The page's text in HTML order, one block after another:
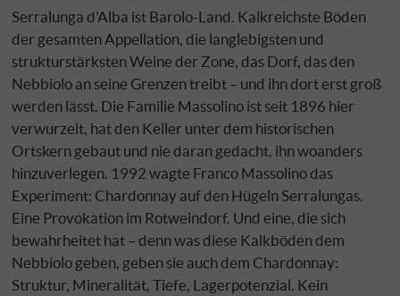
Serralunga d'Alba ist Barolo-Land. Kalkreichste Böden
der gesamten Appellation, die langlebigsten und
strukturstärksten Weine der Zone, das Dorf, das den
Nebbiolo an seine Grenzen treibt – und ihn dort erst groß
werden lässt. Die Familie Massolino ist seit 1896 hier
verwurzelt, hat den Keller unter dem historischen
Ortskern gebaut und nie daran gedacht, ihn woanders
hinzuverlegen. 1992 wagte Franco Massolino das
Experiment: Chardonnay auf den Hügeln Serralungas.
Eine Provokation im Rotweindorf. Und eine, die sich
bewahrheitet hat – denn was diese Kalkböden dem
Nebbiolo geben, geben sie auch dem Chardonnay:
Struktur, Mineralität, Tiefe, Lagerpotenzial. Kein